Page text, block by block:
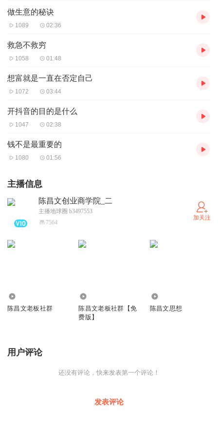
做生意的秘诀
1089 02:36
救急不救穷
1058 01:48
想富就是一直在否定自己
1072 03:44
开抖音的目的是什么
1047 02:38
钱不是最重要的
1080 01:56
主播信息
陈昌文创业商学院_二
主播地球圈 b3497553
7564
加关注
陈昌文老板社群
陈昌文老板社群【免
费版】
陈昌文思想
用户评论
还没有评论，快来发表第一个评论！
发表评论